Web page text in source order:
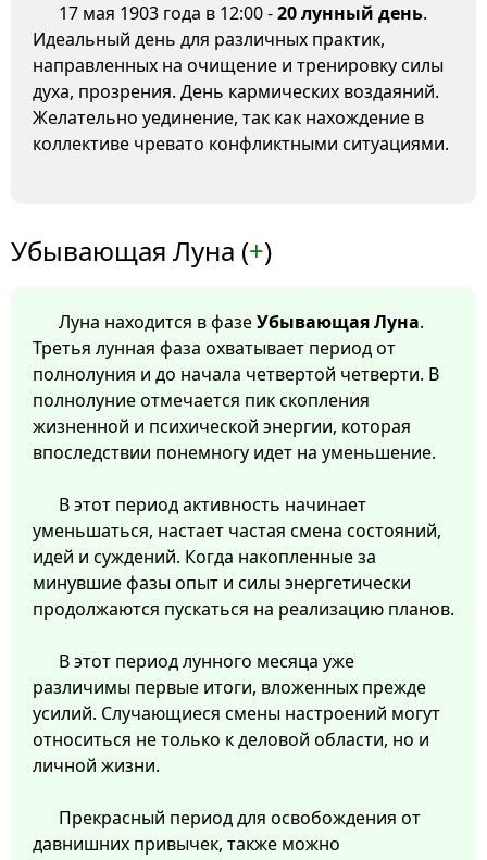
17 мая 1903 года в 12:00 -20 лунный день.
Идеальный день для различных практик,
направленных на очищение и тренировку силы
духа, прозрения. День кармических воздаяний.
Желательно уединение, так как нахождение в
коллективе чревато конфликтными ситуациями.
Убывающая Луна (+)
Луна находится в фазеУбывающая Луна.
Третья лунная фаза охватывает период от
полнолуния и до начала четвертой четверти. В
полнолуние отмечается пик скопления
жизненной и психической энергии, которая
впоследствии понемногу идет на уменьшение.
В этот период активность начинает
уменьшаться, настает частая смена состояний,
идей и суждений. Когда накопленные за
минувшие фазы опыт и силы энергетически
продолжаются пускаться на реализацию планов.
В этот период лунного месяца уже
различимы первые итоги, вложенных прежде
усилий. Случающиеся смены настроений могут
относиться не только к деловой области, но и
личной жизни.
Прекрасный период для освобождения от
давнишних привычек, также можно